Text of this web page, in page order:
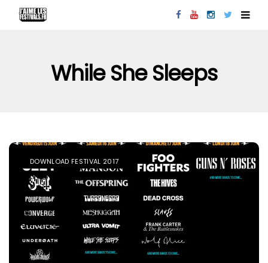
While She Sleeps
DOWNLOAD FESTIVAL 2017